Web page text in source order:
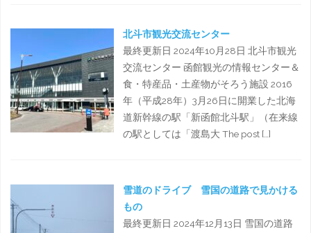
北斗市観光交流センター
最終更新日 2024年10月28日 北斗市観光
交流センター 函館観光の情報センター＆
食・特産品・土産物がそろう施設 2016
年（平成28年）3月26日に開業した北海
道新幹線の駅「新函館北斗駅」（在来線
の駅としては「渡島大 The post […]
雪道のドライブ 雪国の道路で見かける
もの
最終更新日 2024年12月13日 雪国の道路